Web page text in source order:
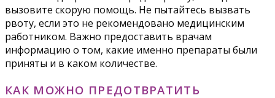
вызовите скорую помощь. Не пытайтесь вызвать
рвоту, если это не рекомендовано медицинским
работником. Важно предоставить врачам
информацию о том, какие именно препараты были
приняты и в каком количестве.
КАК МОЖНО ПРЕДОТВРАТИТЬ